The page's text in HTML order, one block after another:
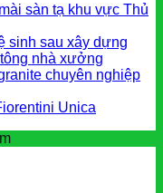
sàn tạ khu vực Thủ
sinh sau xây dựng
nhà xưởng
chuyên nghiệp
Unica